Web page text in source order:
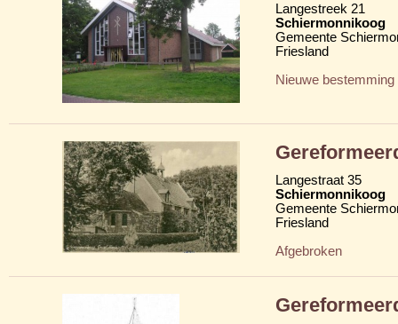
Langestreek 21
Schiermonnikoog
Gemeente
Friesland
Nieuwe bestemming
Langestraat 35
Schiermonnikoog
Gemeente
Friesland
Afgebroken